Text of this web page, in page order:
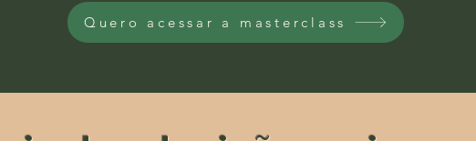
Quero acessar a masterclass